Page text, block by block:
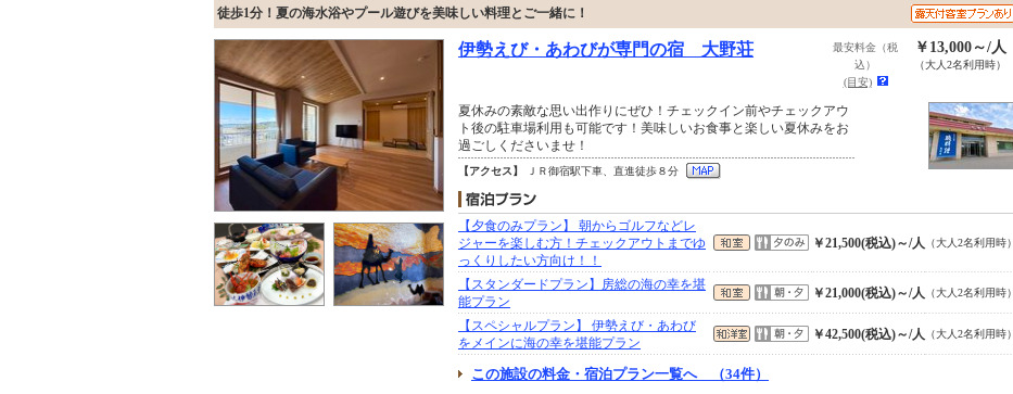
徒歩1分！夏の海水浴やプール遊びを美味しい料理とご一緒に！
伊勢えび・あわびが専門の宿 大野荘
最安料金（税
込）
(目安)
￥13,000～/人
（大人2名利用時）
夏休みの素敵な思い出作りにぜひ！チェックイン前やチェックアウ
ト後の駐車場利用も可能です！美味しいお食事と楽しい夏休みをお
過ごしくださいませ！
【アクセス】 ＪＲ御宿駅下車、直進徒歩８分
【夕食のみプラン】 朝からゴルフなどレ
ジャーを楽しむ方！チェックアウトまでゆ
っくりしたい方向け！！
￥21,500(税込)～/人 （大人2名利用時）
【スタンダードプラン】房総の海の幸を堪
能プラン
￥21,000(税込)～/人 （大人2名利用時）
【スペシャルプラン】 伊勢えび・あわび
をメインに海の幸を堪能プラン
￥42,500(税込)～/人 （大人2名利用時）
この施設の料金・宿泊プラン一覧へ （34件）